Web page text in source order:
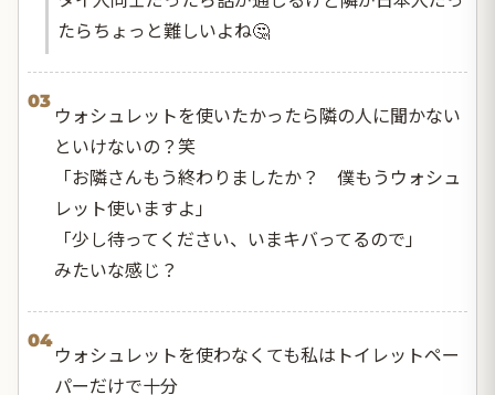
たらちょっと難しいよね🤔
03
ウォシュレットを使いたかったら隣の人に聞かない
といけないの？笑
「お隣さんもう終わりましたか？ 僕もうウォシュ
レット使いますよ」
「少し待ってください、いまキバってるので」
みたいな感じ？
04
ウォシュレットを使わなくても私はトイレットペー
パーだけで十分